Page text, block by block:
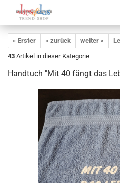
« Erster « zurück weiter »
43 Artikel in dieser Kategorie
Handtuch "Mit 40 fängt das